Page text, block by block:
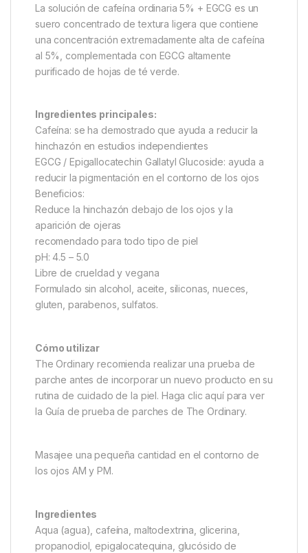
La solución de cafeína ordinaria 5% + EGCG es un
suero concentrado de textura ligera que contiene
una concentración extremadamente alta de cafeína
al 5%, complementada con EGCG altamente
purificado de hojas de té verde.
Ingredientes principales:
Cafeína: se ha demostrado que ayuda a reducir la
hinchazón en estudios independientes
EGCG / Epigallocatechin Gallatyl Glucoside: ayuda a
reducir la pigmentación en el contorno de los ojos
Beneficios:
Reduce la hinchazón debajo de los ojos y la
aparición de ojeras
recomendado para todo tipo de piel
pH: 4.5 – 5.0
Libre de crueldad y vegana
Formulado sin alcohol, aceite, siliconas, nueces,
gluten, parabenos, sulfatos.
Cómo utilizar
The Ordinary recomienda realizar una prueba de
parche antes de incorporar un nuevo producto en su
rutina de cuidado de la piel. Haga clic aquí para ver
la Guía de prueba de parches de The Ordinary.
Masajee una pequeña cantidad en el contorno de
los ojos AM y PM.
Ingredientes
Aqua (agua), cafeína, maltodextrina, glicerina,
propanodiol, epigalocatequina, glucósido de